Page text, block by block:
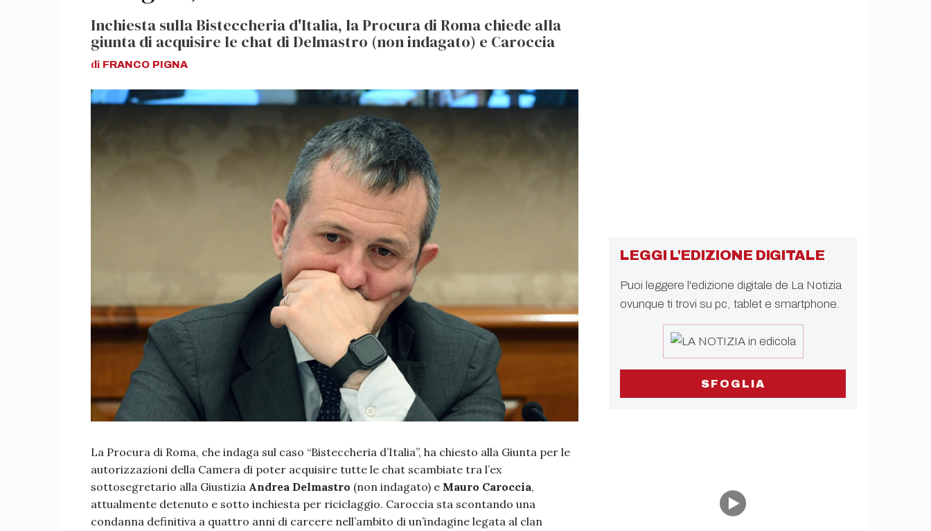
Inchiesta sulla Bisteccheria d'Italia, la Procura di Roma chiede alla
giunta di acquisire le chat di Delmastro (non indagato) e Caroccia
di FRANCO PIGNA
La Procura di Roma, che indaga sul caso “Bisteccheria d’Italia”, ha chiesto alla Giunta per le
autorizzazioni della Camera di poter acquisire tutte le chat scambiate tra l’ex
sottosegretario alla Giustizia Andrea Delmastro (non indagato) e Mauro Caroccia,
attualmente detenuto e sotto inchiesta per riciclaggio. Caroccia sta scontando una
condanna definitiva a quattro anni di carcere nell’ambito di un’indagine legata al clan
LEGGI L'EDIZIONE DIGITALE
Puoi leggere l'edizione digitale de La Notizia
ovunque ti trovi su pc, tablet e smartphone.
SFOGLIA